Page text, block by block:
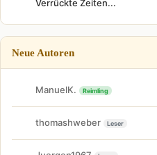
Verrückte Zeiten...
Neue Autoren
ManuelK. Reimling
thomashweber Leser